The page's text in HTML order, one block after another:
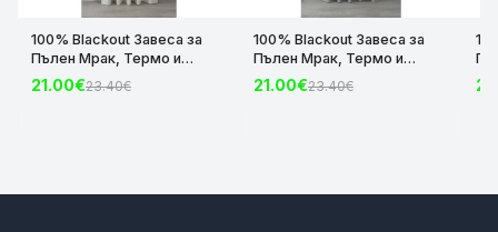
100% Blackout Завеса за
Пълен Мрак, Термо и
Шумоизолираща с коланче
цвят Крем, 175х140 и
21.00€23.40€
100% Blackout Завеса за
Пълен Мрак, Термо и
Шумоизолираща с коланче
цвят Сив, 175х140 и
21.00€23.40€